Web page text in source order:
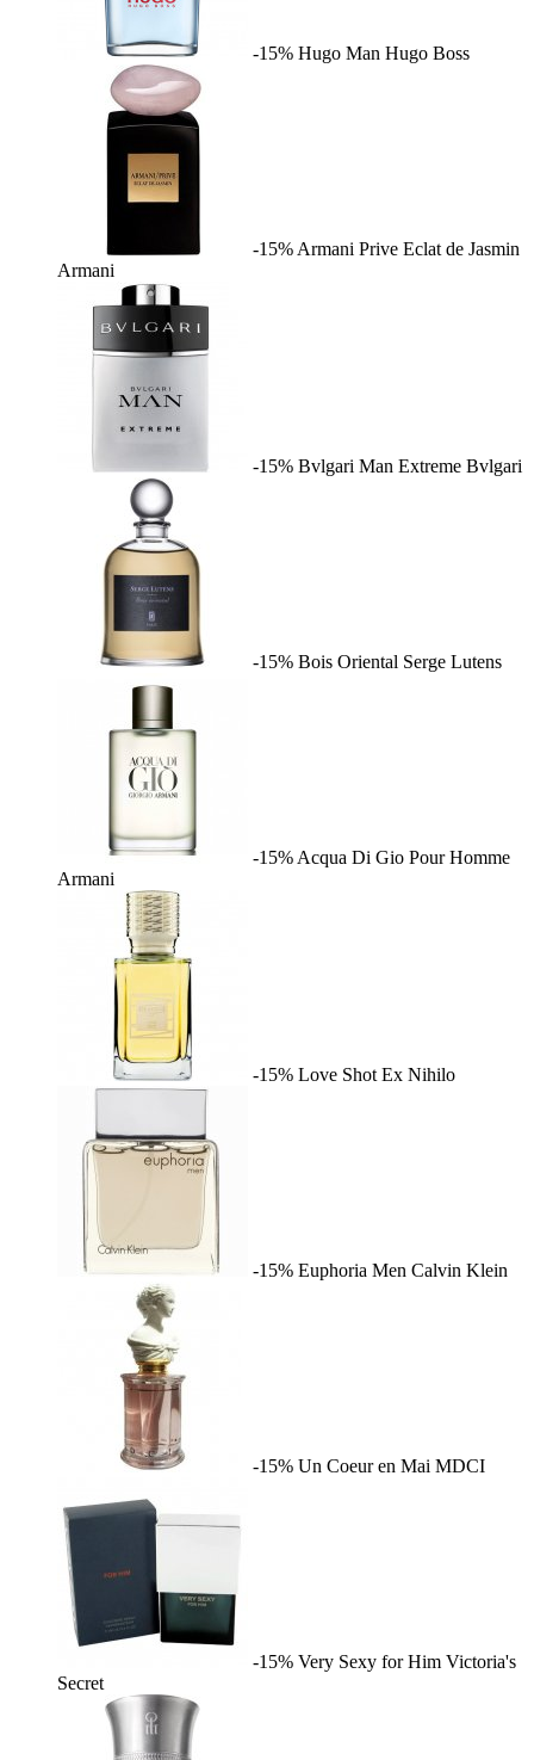
-15% Hugo Man Hugo Boss
-15% Armani Prive Eclat de Jasmin
Armani
-15% Bvlgari Man Extreme Bvlgari
-15% Bois Oriental Serge Lutens
-15% Acqua Di Gio Pour Homme
Armani
-15% Love Shot Ex Nihilo
-15% Euphoria Men Calvin Klein
-15% Un Coeur en Mai MDCI
-15% Very Sexy for Him Victoria's
Secret